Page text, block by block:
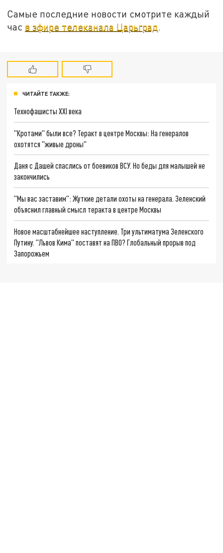
Самые последние новости смотрите каждый
час в эфире телеканала Царьград.
ЧИТАЙТЕ ТАКЖЕ:
Технофашисты XXI века
"Кротами" были все? Теракт в центре Москвы: На генералов
охотятся "живые дроны"
Даня с Дашей спаслись от боевиков ВСУ. Но беды для малышей не
закончились
"Мы вас заставим": Жуткие детали охоты на генерала. Зеленский
объяснил главный смысл теракта в центре Москвы
Новое масштабнейшее наступление. Три ультиматума Зеленского
Путину. "Львов Кима" поставят на ПВО? Глобальный прорыв под
Запорожьем